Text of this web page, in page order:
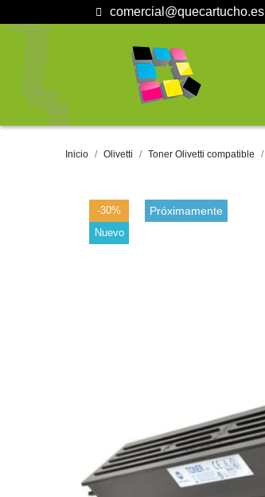
comercial@quecartucho.es
Inicio Olivetti Toner Olivetti compatible
-30%
Nuevo
Próximamente